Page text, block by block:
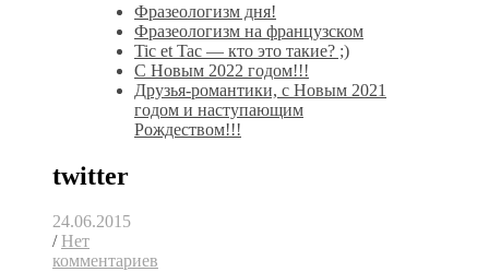
Фразеологизм дня!
Фразеологизм на французском
Tic et Tac — кто это такие? ;)
С Новым 2022 годом!!!
Друзья-романтики, с Новым 2021
годом и наступающим
Рождеством!!!
twitter
24.06.2015
/ Нет
комментариев